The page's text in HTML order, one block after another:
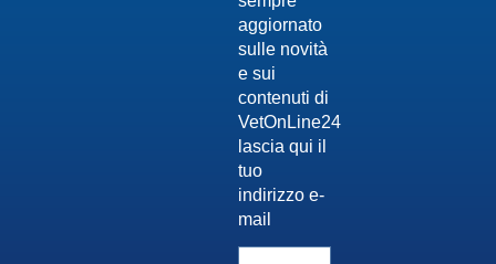
aggiornato
sulle novità
e sui
contenuti di
VetOnLine24
lascia qui il
tuo
indirizzo e-
mail